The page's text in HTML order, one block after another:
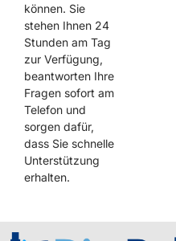
können. Sie
stehen Ihnen 24
Stunden am Tag
zur Verfügung,
beantworten Ihre
Fragen sofort am
Telefon und
sorgen dafür,
dass Sie schnelle
Unterstützung
erhalten.